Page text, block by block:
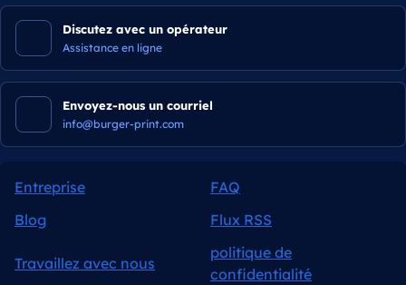
Discutez avec un opérateur
Assistance en ligne
Envoyez-nous un courriel
info@burger-print.com
Entreprise
FAQ
Blog
Flux RSS
Travaillez avec nous
politique de
confidentialité